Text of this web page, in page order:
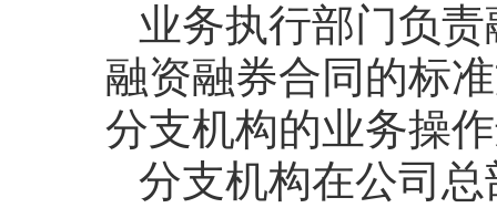
业务执行部门负
融资融券合同的标
分支机构的业务操
分支机构在公司